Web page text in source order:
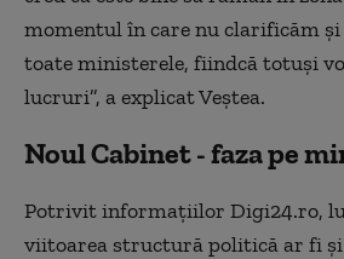
momentul în care nu clarificăm
toate ministerele, fiindcă totuşi
lucruri”, a explicat Veştea.
Noul Cabinet - faza pe
Potrivit informațiilor Digi24.ro,
viitoarea structură politică ar fi și